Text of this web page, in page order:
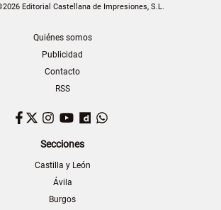
Editorial Castellana de Impresiones, S.L.
Quiénes somos
Publicidad
Contacto
RSS
Facebook
TwitterInstagram
YouTubeDailymotion
Secciones
Castilla y León
Ávila
Burgos